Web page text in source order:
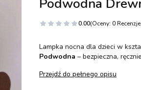
0.00(Oceny: 0
Lampka nocna dla dzieci w
Podwodna – bezpieczna,
Przejdź do pełnego opisu